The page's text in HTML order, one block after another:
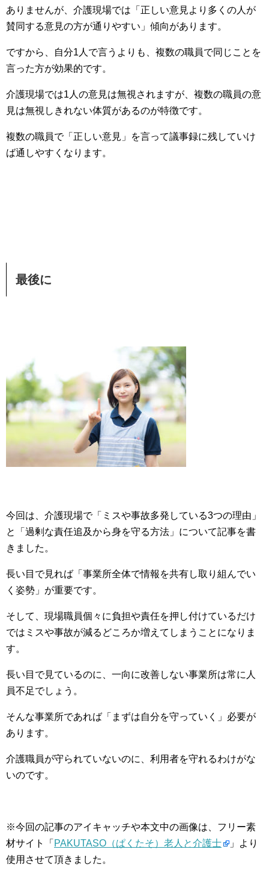
ありませんが、介護現場では「正しい意見より多くの人が
賛同する意見の方が通りやすい」傾向があります。
ですから、自分1人で言うよりも、複数の職員で同じことを
言った方が効果的です。
介護現場では1人の意見は無視されますが、複数の職員の意
見は無視しきれない体質があるのが特徴です。
複数の職員で「正しい意見」を言って議事録に残していけ
ば通しやすくなります。
最後に
今回は、介護現場で「ミスや事故多発している3つの理由」
と「過剰な責任追及から身を守る方法」について記事を書
きました。
長い目で見れば「事業所全体で情報を共有し取り組んでい
く姿勢」が重要です。
そして、現場職員個々に負担や責任を押し付けているだけ
ではミスや事故が減るどころか増えてしまうことになりま
す。
長い目で見ているのに、一向に改善しない事業所は常に人
員不足でしょう。
そんな事業所であれば「まずは自分を守っていく」必要が
あります。
介護職員が守られていないのに、利用者を守れるわけがな
いのです。
※今回の記事のアイキャッチや本文中の画像は、フリー素
材サイト「 PAKUTASO（ぱくたそ）老人と介護士
」より
使用させて頂きました。